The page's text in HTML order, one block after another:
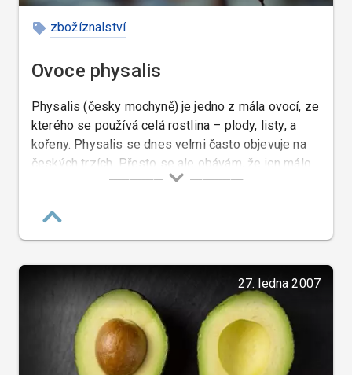
zbožíznalství
Ovoce physalis
Physalis (česky mochyně) je jedno z mála ovocí, ze
kterého se používá celá rostlina – plody, listy, a
kořeny. Physalis se dnes velmi často objevuje na
českých trzích. Přesto se ale obávám, že jen málo
lidí ví, co to vlastně je, a jak physalis jíst nebo
27. ledna 2007